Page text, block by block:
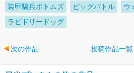
装甲騎兵ボトムズ ビッグバトル
ウ
ラビドリードッグ
次の作品 投稿作品一覧